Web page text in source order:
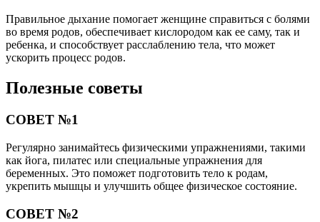
Правильное дыхание помогает женщине справиться с болями
во время родов, обеспечивает кислородом как ее саму, так и
ребенка, и способствует расслаблению тела, что может
ускорить процесс родов.
Полезные советы
СОВЕТ №1
Регулярно занимайтесь физическими упражнениями, такими
как йога, пилатес или специальные упражнения для
беременных. Это поможет подготовить тело к родам,
укрепить мышцы и улучшить общее физическое состояние.
СОВЕТ №2